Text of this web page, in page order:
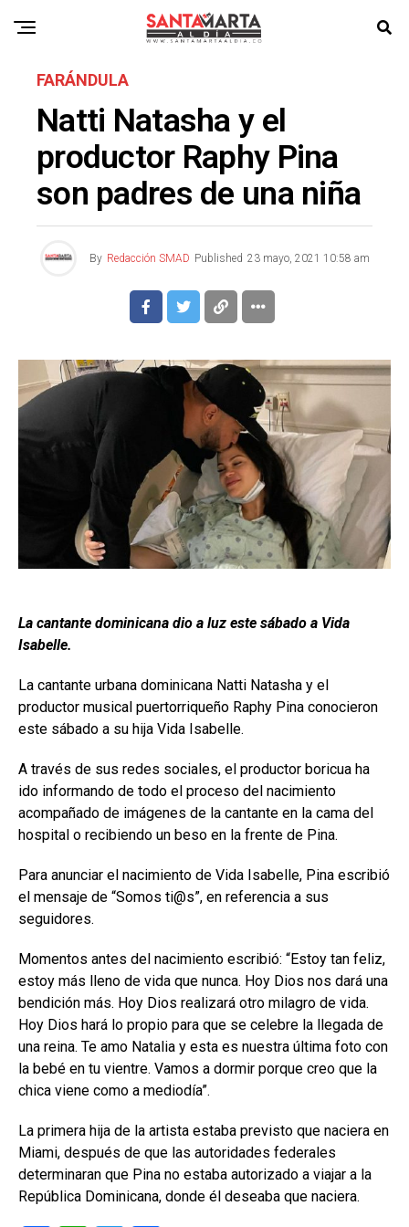
FARÁNDULA
Natti Natasha y el
productor Raphy Pina
son padres de una niña
By Redacción SMAD Published 23 mayo, 2021 10:58 am
La cantante dominicana dio a luz este sábado a Vida
Isabelle.
La cantante urbana dominicana Natti Natasha y el
productor musical puertorriqueño Raphy Pina conocieron
este sábado a su hija Vida Isabelle.
A través de sus redes sociales, el productor boricua ha
ido informando de todo el proceso del nacimiento
acompañado de imágenes de la cantante en la cama del
hospital o recibiendo un beso en la frente de Pina.
Para anunciar el nacimiento de Vida Isabelle, Pina escribió
el mensaje de “Somos ti@s”, en referencia a sus
seguidores.
Momentos antes del nacimiento escribió: “Estoy tan feliz,
estoy más lleno de vida que nunca. Hoy Dios nos dará una
bendición más. Hoy Dios realizará otro milagro de vida.
Hoy Dios hará lo propio para que se celebre la llegada de
una reina. Te amo Natalia y esta es nuestra última foto con
la bebé en tu vientre. Vamos a dormir porque creo que la
chica viene como a mediodía”.
La primera hija de la artista estaba previsto que naciera en
Miami, después de que las autoridades federales
determinaran que Pina no estaba autorizado a viajar a la
República Dominicana, donde él deseaba que naciera.